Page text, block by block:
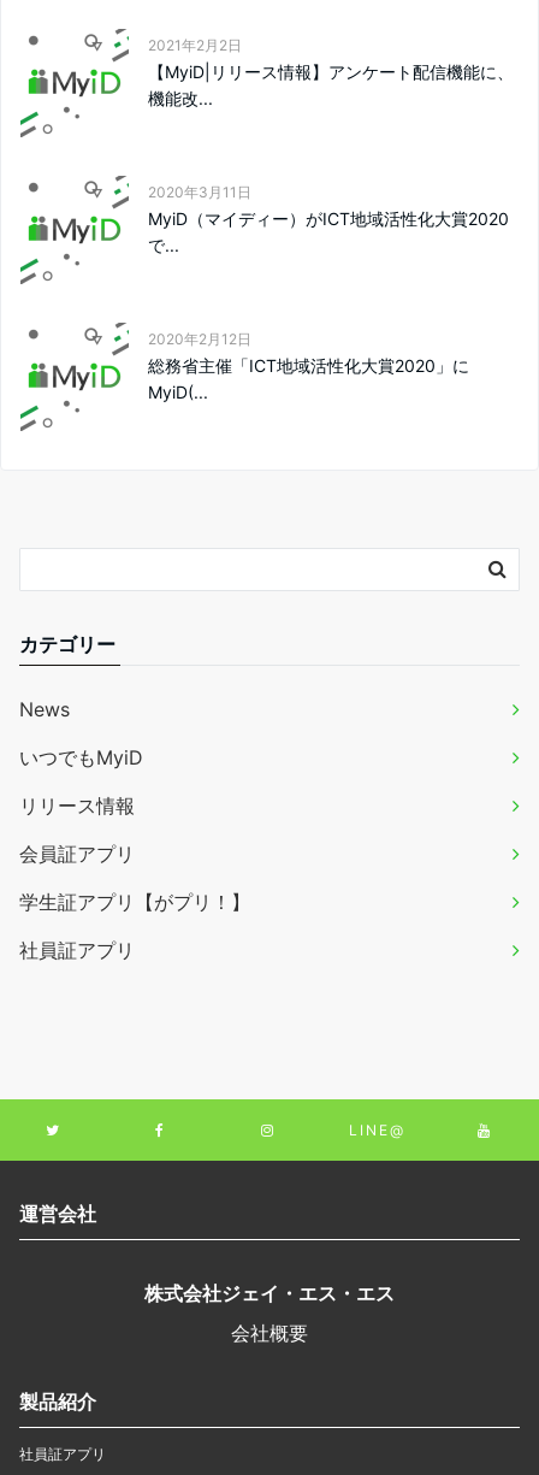
2021年2月2日
【MyiD|リリース情報】アンケート配信機能に、
機能改...
2020年3月11日
MyiD（マイディー）がICT地域活性化大賞2020
で...
2020年2月12日
総務省主催「ICT地域活性化大賞2020」に
MyiD(...
カテゴリー
News
いつでもMyiD
リリース情報
会員証アプリ
学生証アプリ【がプリ！】
社員証アプリ
LINE@
運営会社
株式会社ジェイ・エス・エス
会社概要
製品紹介
社員証アプリ